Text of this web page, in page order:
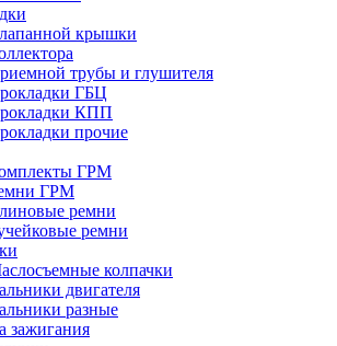
крышки
трубы и глушителя
ГБЦ
КПП
прочие
ГРМ
ГРМ
ремни
ремни
колпачки
двигателя
разные
зажигания